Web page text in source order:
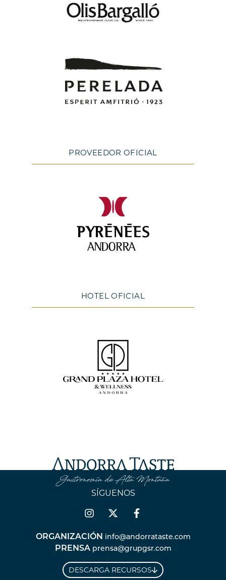
PROVEEDOR OFICIAL
HOTEL OFICIAL
SÍGUENOS
ORGANIZACIÓN info@andorrataste.com
PRENSA prensa@grupgsr.com
DESCARGA RECURSOS